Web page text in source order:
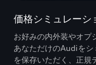
価格シミュレーシ
お好みの内外装やオプ
あなただけのAudiを
を保存いただく、正規